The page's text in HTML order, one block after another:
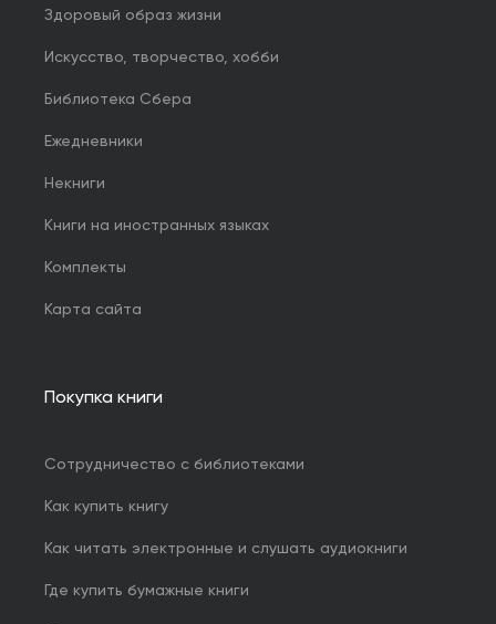
Здоровый образ жизни
Искусство, творчество, хобби
Библиотека Сбера
Ежедневники
Некниги
Книги на иностранных языках
Комплекты
Карта сайта
Покупка книги
Сотрудничество с библиотеками
Как купить книгу
Как читать электронные и слушать аудиокниги
Где купить бумажные книги